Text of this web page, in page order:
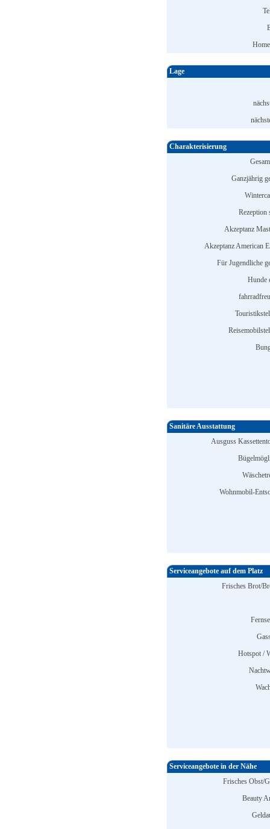
Lage
Charakterisierung
Ganzjährig
Rezeption
Akzeptanz
Akzeptanz American
Für Jugendliche
Hunde
Sanitäre Ausstattung
Ausguss
Wohnmobil-
Serviceangebote auf dem Platz
Frisches Brot/
Hotspot /
Serviceangebote in der Nähe
Frisches Obst/
Beauty